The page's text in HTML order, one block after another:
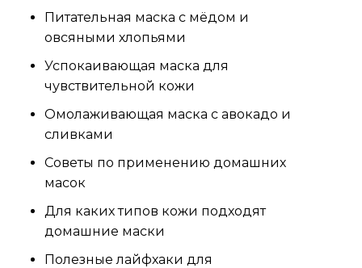
Питательная маска с мёдом и
овсяными хлопьями
Успокаивающая маска для
чувствительной кожи
Омолаживающая маска с авокадо и
сливками
Советы по применению домашних
масок
Для каких типов кожи подходят
домашние маски
Полезные лайфхаки для